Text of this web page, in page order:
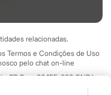
relacionadas.
Termos e Condições de Uso
pelo chat on-line
- SP Cep: 06455-000 CNPJ